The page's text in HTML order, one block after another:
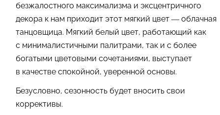
безжалостного максимализма и эксцентричного
декора к нам приходит этот мягкий цвет — облачная
танцовщица. Мягкий белый цвет, работающий как
с минималистичными палитрами, так и с более
богатыми цветовыми сочетаниями, выступает
в качестве спокойной, уверенной основы.
Безусловно, сезонность будет вносить свои
коррективы.